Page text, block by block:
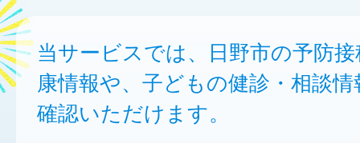
当サービスでは、日野市の予防
康情報や、子どもの健診・相談
確認いただけます。